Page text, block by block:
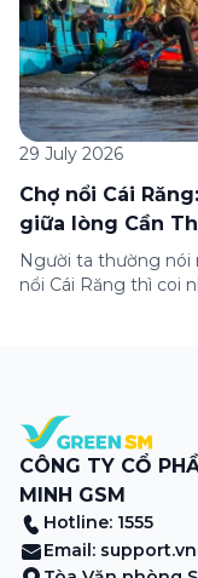
29 July 2026
Chợ nổi Cái
giữa lòng Cần
Người ta thường nói
nổi Cái Răng thì coi
CÔNG TY CỔ
MINH GSM
Hotline: 1555
Email: